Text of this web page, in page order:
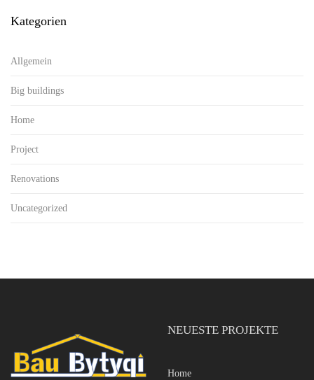
Kategorien
Allgemein
Big buildings
Home
Project
Renovations
Uncategorized
NEUESTE PROJEKTE
Home